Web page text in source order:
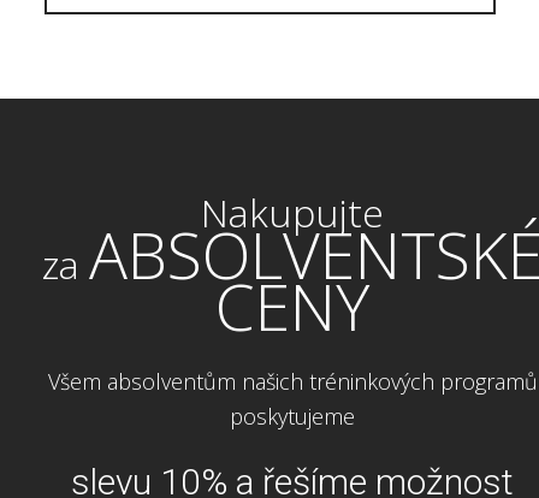
Nakupujte
za
CENY
Všem absolventům našich tréninkových programů
poskytujeme
slevu 10% a řešíme možnost